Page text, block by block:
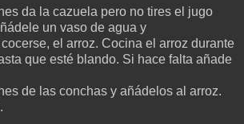
da la cazuela pero no tires el jugo
un vaso de agua y
el arroz. Cocina el arroz durante
que esté blando. Si hace falta añade
de las conchas y añádelos al arroz.